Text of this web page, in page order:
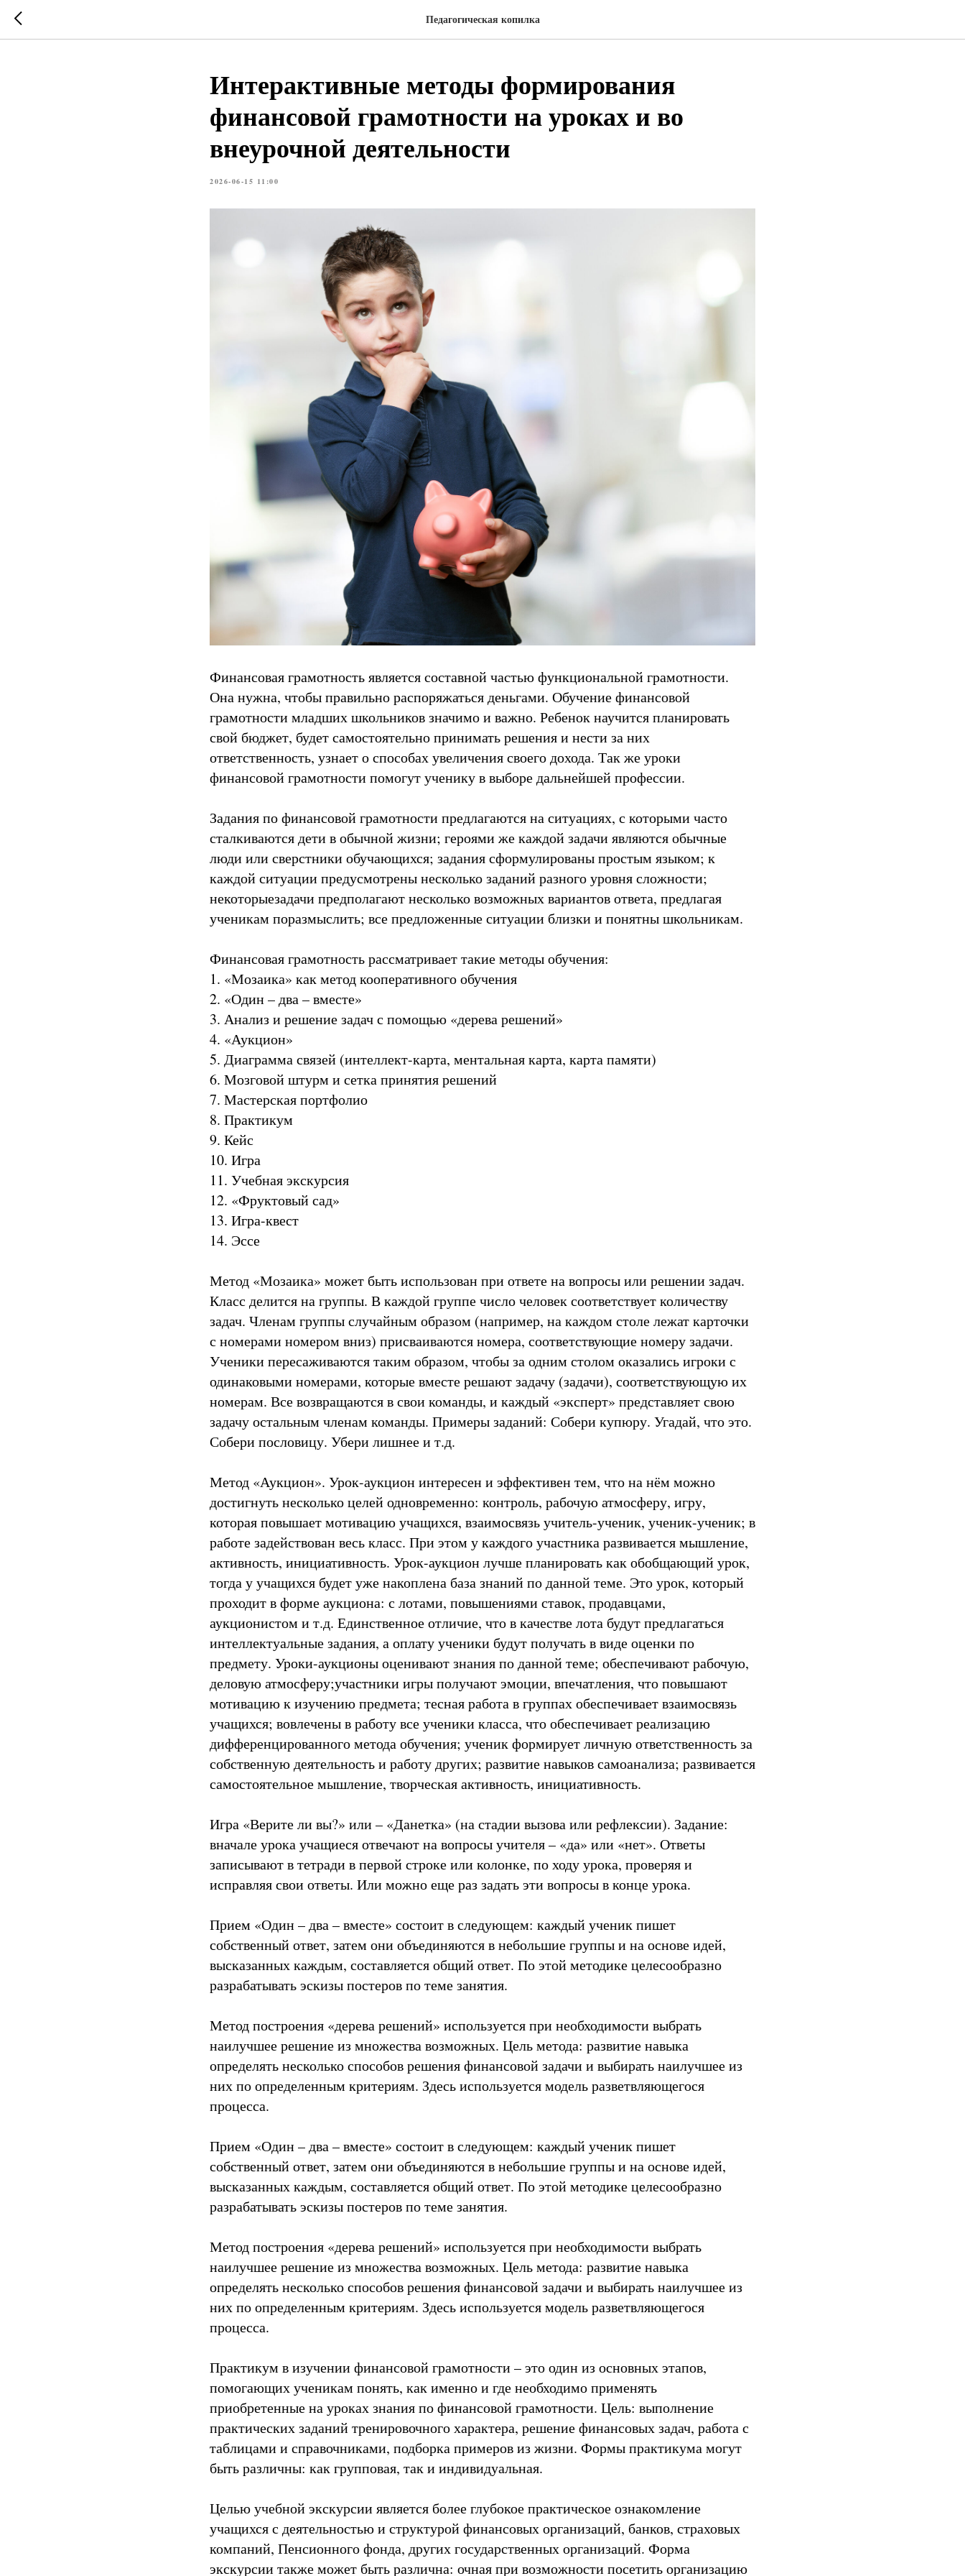
Педагогическая копилка
Интерактивные методы формирования
финансовой грамотности на уроках и во
внеурочной деятельности
2026-06-15 11:00
Финансовая грамотность является составной частью функциональной грамотности.
Она нужна, чтобы правильно распоряжаться деньгами. Обучение финансовой
грамотности младших школьников значимо и важно. Ребенок научится планировать
свой бюджет, будет самостоятельно принимать решения и нести за них
ответственность, узнает о способах увеличения своего дохода. Так же уроки
финансовой грамотности помогут ученику в выборе дальнейшей профессии.
Задания по финансовой грамотности предлагаются на ситуациях, с которыми часто
сталкиваются дети в обычной жизни; героями же каждой задачи являются обычные
люди или сверстники обучающихся; задания сформулированы простым языком; к
каждой ситуации предусмотрены несколько заданий разного уровня сложности;
некоторыезадачи предполагают несколько возможных вариантов ответа, предлагая
ученикам поразмыслить; все предложенные ситуации близки и понятны школьникам.
Финансовая грамотность рассматривает такие методы обучения:
1. «Мозаика» как метод кооперативного обучения
2. «Один – два – вместе»
3. Анализ и решение задач с помощью «дерева решений»
4. «Аукцион»
5. Диаграмма связей (интеллект-карта, ментальная карта, карта памяти)
6. Мозговой штурм и сетка принятия решений
7. Мастерская портфолио
8. Практикум
9. Кейс
10. Игра
11. Учебная экскурсия
12. «Фруктовый сад»
13. Игра-квест
14. Эссе
Метод «Мозаика» может быть использован при ответе на вопросы или решении задач.
Класс делится на группы. В каждой группе число человек соответствует количеству
задач. Членам группы случайным образом (например, на каждом столе лежат карточки
с номерами номером вниз) присваиваются номера, соответствующие номеру задачи.
Ученики пересаживаются таким образом, чтобы за одним столом оказались игроки с
одинаковыми номерами, которые вместе решают задачу (задачи), соответствующую их
номерам. Все возвращаются в свои команды, и каждый «эксперт» представляет свою
задачу остальным членам команды. Примеры заданий: Собери купюру. Угадай, что это.
Собери пословицу. Убери лишнее и т.д.
Метод «Аукцион». Урок-аукцион интересен и эффективен тем, что на нём можно
достигнуть несколько целей одновременно: контроль, рабочую атмосферу, игру,
которая повышает мотивацию учащихся, взаимосвязь учитель-ученик, ученик-ученик; в
работе задействован весь класс. При этом у каждого участника развивается мышление,
активность, инициативность. Урок-аукцион лучше планировать как обобщающий урок,
тогда у учащихся будет уже накоплена база знаний по данной теме. Это урок, который
проходит в форме аукциона: с лотами, повышениями ставок, продавцами,
аукционистом и т.д. Единственное отличие, что в качестве лота будут предлагаться
интеллектуальные задания, а оплату ученики будут получать в виде оценки по
предмету. Уроки-аукционы оценивают знания по данной теме; обеспечивают рабочую,
деловую атмосферу;участники игры получают эмоции, впечатления, что повышают
мотивацию к изучению предмета; тесная работа в группах обеспечивает взаимосвязь
учащихся; вовлечены в работу все ученики класса, что обеспечивает реализацию
дифференцированного метода обучения; ученик формирует личную ответственность за
собственную деятельность и работу других; развитие навыков самоанализа; развивается
самостоятельное мышление, творческая активность, инициативность.
Игра «Верите ли вы?» или – «Данетка» (на стадии вызова или рефлексии). Задание:
вначале урока учащиеся отвечают на вопросы учителя – «да» или «нет». Ответы
записывают в тетради в первой строке или колонке, по ходу урока, проверяя и
исправляя свои ответы. Или можно еще раз задать эти вопросы в конце урока.
Прием «Один – два – вместе» состоит в следующем: каждый ученик пишет
собственный ответ, затем они объединяются в небольшие группы и на основе идей,
высказанных каждым, составляется общий ответ. По этой методике целесообразно
разрабатывать эскизы постеров по теме занятия.
Метод построения «дерева решений» используется при необходимости выбрать
наилучшее решение из множества возможных. Цель метода: развитие навыка
определять несколько способов решения финансовой задачи и выбирать наилучшее из
них по определенным критериям. Здесь используется модель разветвляющегося
процесса.
Прием «Один – два – вместе» состоит в следующем: каждый ученик пишет
собственный ответ, затем они объединяются в небольшие группы и на основе идей,
высказанных каждым, составляется общий ответ. По этой методике целесообразно
разрабатывать эскизы постеров по теме занятия.
Метод построения «дерева решений» используется при необходимости выбрать
наилучшее решение из множества возможных. Цель метода: развитие навыка
определять несколько способов решения финансовой задачи и выбирать наилучшее из
них по определенным критериям. Здесь используется модель разветвляющегося
процесса.
Практикум в изучении финансовой грамотности – это один из основных этапов,
помогающих ученикам понять, как именно и где необходимо применять
приобретенные на уроках знания по финансовой грамотности. Цель: выполнение
практических заданий тренировочного характера, решение финансовых задач, работа с
таблицами и справочниками, подборка примеров из жизни. Формы практикума могут
быть различны: как групповая, так и индивидуальная.
Целью учебной экскурсии является более глубокое практическое ознакомление
учащихся с деятельностью и структурой финансовых организаций, банков, страховых
компаний, Пенсионного фонда, других государственных организаций. Форма
экскурсии также может быть различна: очная при возможности посетить организацию